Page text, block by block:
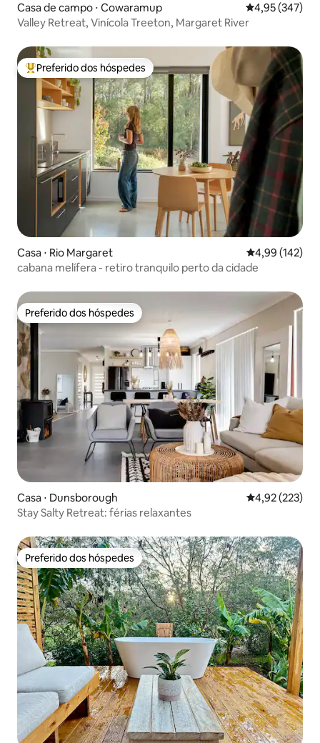
Casa de campo ⋅ Cowaramup 4,95 de uma
4,95 (347)
Valley Retreat, Vinícola Treeton, Margaret River
Entre os melhores preferidos dos hóspedes
Preferido dos hóspedes
Casa ⋅ Rio Margaret 4,99 de uma
4,99 (142)
cabana melífera - retiro tranquilo perto da cidade
Preferido dos hóspedes
Preferido dos hóspedes
Casa ⋅ Dunsborough 4,92 de uma
4,92 (223)
Stay Salty Retreat: férias relaxantes
Preferido dos hóspedes
Preferido dos hóspedes